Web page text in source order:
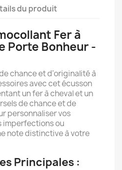
du produit
Fer à
Porte Bonheur -
chance et d'originalité à
avec cet écusson
un fer à cheval et un
de chance et de
personnaliser vos
imperfections ou
note distinctive à votre
Principales :